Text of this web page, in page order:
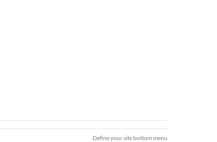
Define your site bottom menu